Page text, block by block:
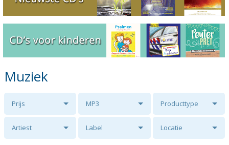
Muziek
Prijs MP3 Producttype
Artiest Label Locatie